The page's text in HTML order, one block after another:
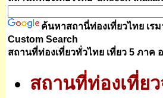
ค้นหาสถานี่ท่องเที่ยวไทย เร
Custom Search
สถานที่ท่องเที่ยวทั่วไทย เที่ยว 5 ภาค
สถานที่ท่องเที่ย